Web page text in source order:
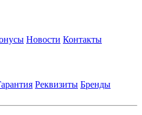
Новости Контакты
Реквизиты Бренды